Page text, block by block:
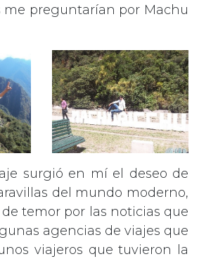
me preguntarían por Machu
surgió en mí el deseo de
del mundo moderno,
temor por las noticias que
agencias de viajes que
viajeros que tuvieron la